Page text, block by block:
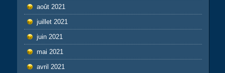
août 2021
juillet 2021
juin 2021
mai 2021
avril 2021